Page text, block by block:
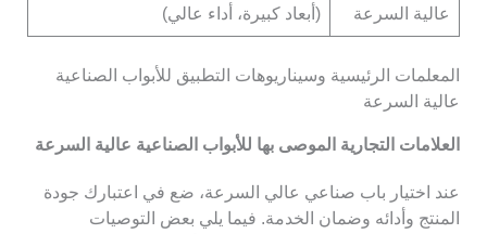
عالية السرعة
(أبعاد كبيرة، أداء عالي)
المعلمات الرئيسية وسيناريوهات التطبيق للأبواب الصناعية
عالية السرعة
العلامات التجارية الموصى بها للأبواب الصناعية عالية السرعة
عند اختيار باب صناعي عالي السرعة، ضع في اعتبارك جودة
المنتج وأدائه وضمان الخدمة. فيما يلي بعض التوصيات